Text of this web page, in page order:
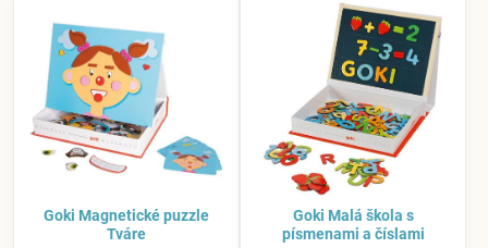
Goki Magnetické puzzle
Tváre
Goki Malá škola s
písmenami a číslami